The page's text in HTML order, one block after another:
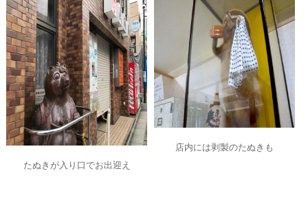
たぬきが入り口でお出迎え
店内には剥製のたぬきも